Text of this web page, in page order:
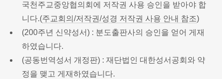
국천주교중앙협의회에 저작권 사용 승인을 받아야 합
니다.(주교회의/저작권/성경 저작권 사용 안내 참조)
(200주년 신약성서) : 분도출판사의 승인을 얻어 게재
하였습니다.
(공동번역성서 개정판) : 재단법인 대한성서공회와 약
정을 맺고 게재하였습니다.